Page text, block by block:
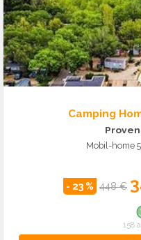
Camping
Mobil-home
- 23 % 448 €
158